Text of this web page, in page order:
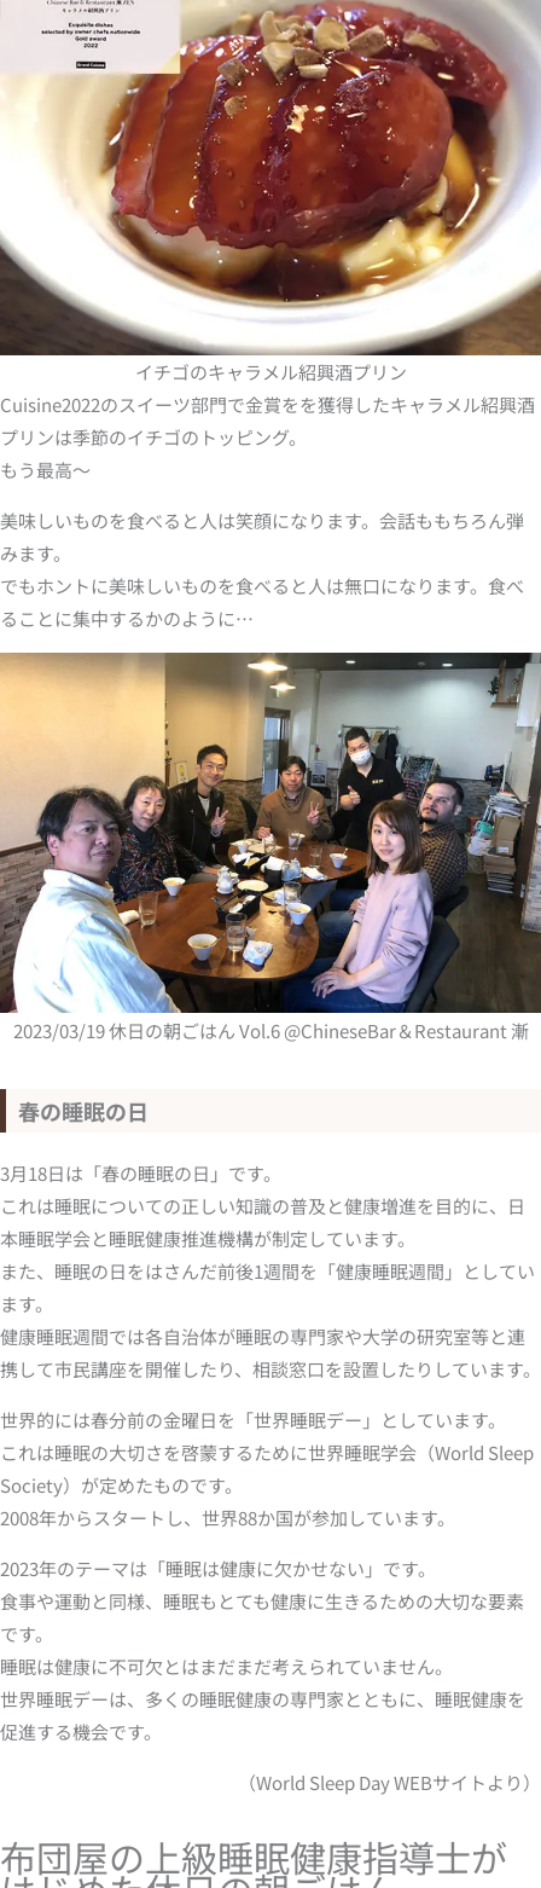
イチゴのキャラメル紹興酒プリン
Cuisine2022のスイーツ部門で金賞をを獲得したキャラメル紹興酒
プリンは季節のイチゴのトッピング。
もう最高～
美味しいものを食べると人は笑顔になります。会話ももちろん弾
みます。
でもホントに美味しいものを食べると人は無口になります。食べ
ることに集中するかのように…
2023/03/19 休日の朝ごはん Vol.6 @ChineseBar＆Restaurant 漸
春の睡眠の日
3月18日は「春の睡眠の日」です。
これは睡眠についての正しい知識の普及と健康増進を目的に、日
本睡眠学会と睡眠健康推進機構が制定しています。
また、睡眠の日をはさんだ前後1週間を「健康睡眠週間」としてい
ます。
健康睡眠週間では各自治体が睡眠の専門家や大学の研究室等と連
携して市民講座を開催したり、相談窓口を設置したりしています。
世界的には春分前の金曜日を「世界睡眠デー」としています。
これは睡眠の大切さを啓蒙するために世界睡眠学会（World Sleep
Society）が定めたものです。
2008年からスタートし、世界88か国が参加しています。
2023年のテーマは「睡眠は健康に欠かせない」です。
食事や運動と同様、睡眠もとても健康に生きるための大切な要素
です。
睡眠は健康に不可欠とはまだまだ考えられていません。
世界睡眠デーは、多くの睡眠健康の専門家とともに、睡眠健康を
促進する機会です。
（World Sleep Day WEBサイトより）
布団屋の上級睡眠健康指導士が